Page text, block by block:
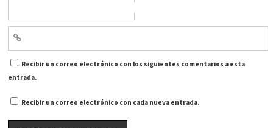
Recibir un correo electrónico con los siguientes comentarios a esta
entrada.
Recibir un correo electrónico con cada nueva entrada.